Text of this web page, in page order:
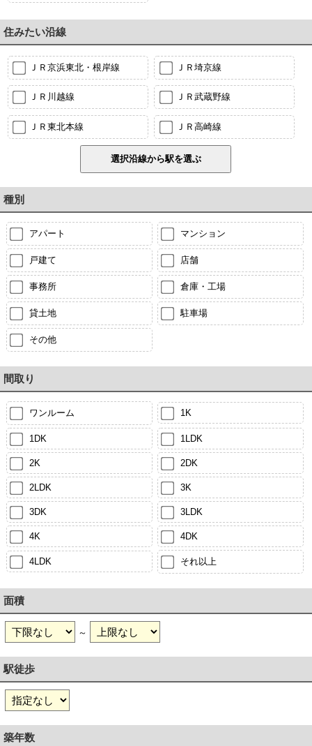
住みたい沿線
ＪＲ京浜東北・根岸線 ＪＲ埼京線
ＪＲ川越線 ＪＲ武蔵野線
ＪＲ東北本線 ＪＲ高崎線
種別
アパート マンション
戸建て 店舗
事務所 倉庫・工場
貸土地 駐車場
その他
間取り
ワンルーム 1K
1DK 1LDK
2K 2DK
2LDK 3K
3DK 3LDK
4K 4DK
4LDK それ以上
面積
～
駅徒歩
築年数